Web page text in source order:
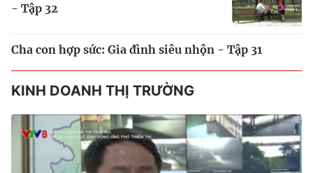
- Tập 32
Cha con hợp sức: Gia đình siêu nhộn - Tập 31
KINH DOANH THỊ TRƯỜNG